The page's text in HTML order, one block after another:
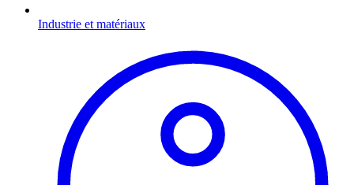
Industrie et matériaux